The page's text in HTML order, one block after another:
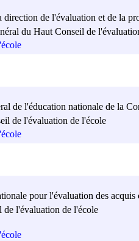
de l'évaluation et de la
du Haut Conseil de
de l'éducation nationale de la
de l'évaluation de l'école
pour l'évaluation des acquis
l'évaluation de l'école